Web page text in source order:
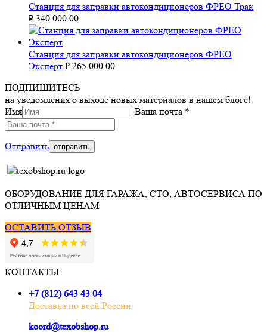
Станция для заправки автокондиционеров ФРЕО Трак
₽ 340 000.00
Станция для заправки автокондиционеров ФРЕО
Эксперт ₽ 265 000.00
ПОДПИШИТЕСЬ
на уведомления о выходе новых материалов в нашем блоге!
Имя
Ваша почта *
Отправить
ОБОРУДОВАНИЕ ДЛЯ ГАРАЖА, СТО, АВТОСЕРВИСА ПО
ОТЛИЧНЫМ ЦЕНАМ
ОСТАВИТЬ ОТЗЫВ
КОНТАКТЫ
+7 (812) 643 43 04
Доставка по всей России
koord@texobshop.ru